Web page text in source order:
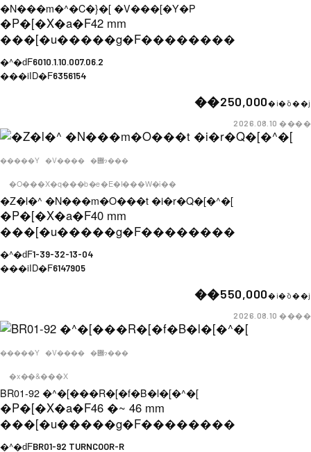
�N���m�^�C�}�[ �V���[�Y�P
�P�[�X�a�F42 mm
���[�u�����g�F��������
�^�ԁF6010.1.10.007.06.2
���iID�F6356154
��250,000�i�ō��j
2026.08.10����
�����Y �V���� �݌ɂ���
�O���X�q���b�e�E�I���W�i��
�Z�l�^ �N���m�O���t �i�r�Q�[�^�[
�P�[�X�a�F40 mm
���[�u�����g�F��������
�^�ԁF1-39-32-13-04
���iID�F6147905
��550,000�i�ō��j
2026.08.10����
�����Y �V���� �݌ɂ���
�x��&���X
BR01-92 �^�[���R�[�f�B�l�[�^�[
�P�[�X�a�F46 �~ 46 mm
���[�u�����g�F��������
�^�ԁFBR01-92 TURNCOOR-R